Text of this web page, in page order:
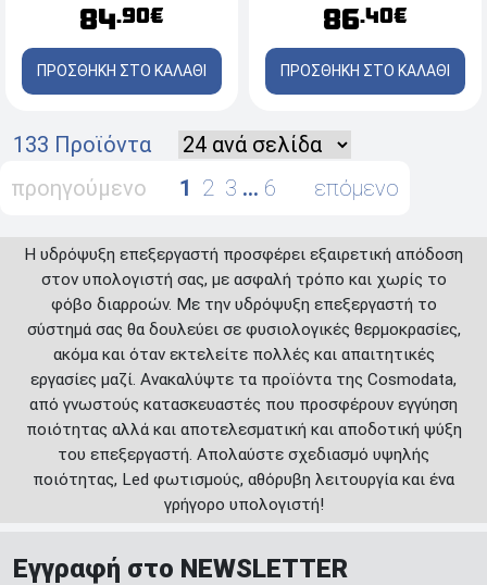
84.90€
ΠΡΟΣΘΗΚΗ ΣΤΟ ΚΑΛΑΘΙ
ARGB
86.40€
ΠΡΟΣΘΗΚΗ ΣΤΟ ΚΑΛΑΘΙ
133 Προϊόντα
προηγούμενο
1 2 3 … 6 επόμενο
Η υδρόψυξη επεξεργαστή προσφέρει εξαιρετική απόδοση
στον υπολογιστή σας, με ασφαλή τρόπο και χωρίς το
φόβο διαρροών. Με την υδρόψυξη επεξεργαστή το
σύστημά σας θα δουλεύει σε φυσιολογικές θερμοκρασίες,
ακόμα και όταν εκτελείτε πολλές και απαιτητικές
εργασίες μαζί. Ανακαλύψτε τα προϊόντα της Cosmodata,
από γνωστούς κατασκευαστές που προσφέρουν εγγύηση
ποιότητας αλλά και αποτελεσματική και αποδοτική ψύξη
του επεξεργαστή. Απολαύστε σχεδιασμό υψηλής
ποιότητας, Led φωτισμούς, αθόρυβη λειτουργία και ένα
γρήγορο υπολογιστή!
Εγγραφή στο NEWSLETTER